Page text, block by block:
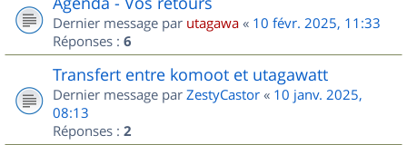
Dernier message par utagawa « 10 févr. 2025, 11:33
Réponses : 6
Transfert entre komoot et utagawatt
Dernier message par ZestyCastor « 10 janv. 2025,
08:13
Réponses : 2